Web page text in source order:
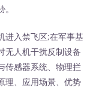
入禁飞区;在军事基
无人机干扰反制设备
感器系统、物理拦
理、应用场景、优势